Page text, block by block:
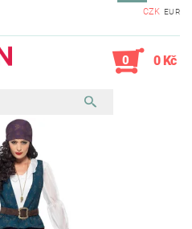
CZK EUR
0 0 Kč